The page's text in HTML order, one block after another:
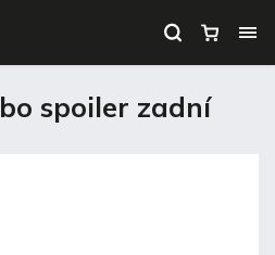
spoiler zadní